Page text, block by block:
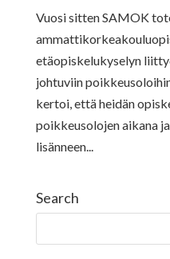
Vuosi sitten SAMOK
etäopiskelukyselyn
johtuviin
kertoi, että heidän
poikkeusolojen aikana
lisänneen...
Search